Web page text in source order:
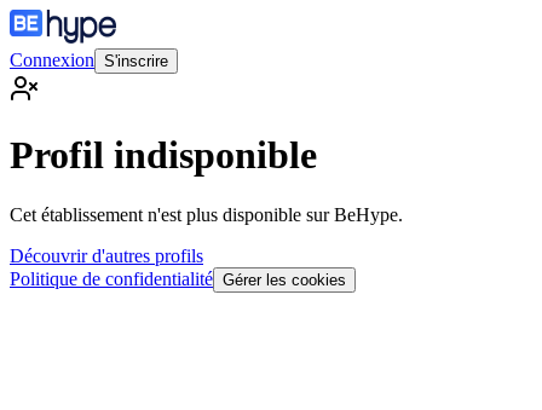
Connexion S'inscrire
Profil indisponible
Cet établissement n'est plus disponible sur BeHype.
Découvrir d'autres profils
Politique de confidentialité Gérer les cookies